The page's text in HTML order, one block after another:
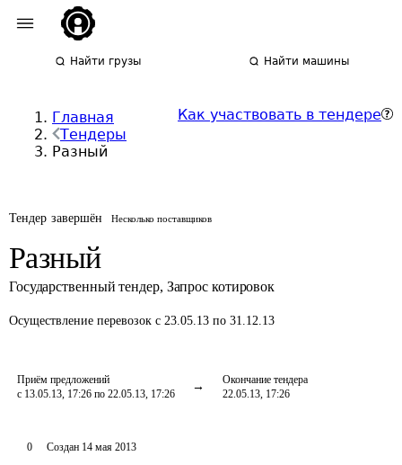
Найти грузы Найти машины
Главная
Тендеры
Разный
Как участвовать в тендере
Тендер завершён Несколько поставщиков
Разный
Государственный тендер, Запрос котировок
Осуществление перевозок с 23.05.13 по 31.12.13
Приём предложений
с 13.05.13, 17:26 по 22.05.13, 17:26
Окончание тендера
22.05.13, 17:26
0 Создан 14 мая 2013